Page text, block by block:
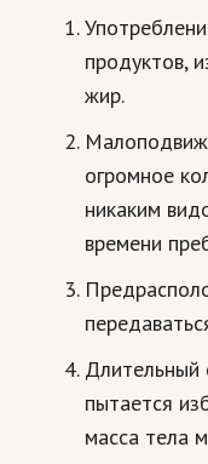
Еда и напитки
Праздники и
Домашние
Семья и дети
Строительство
Культура и
Мода и стиль
продуктов,
жир.
огромное
никаким
времени
Длительный
пытается
масса тела